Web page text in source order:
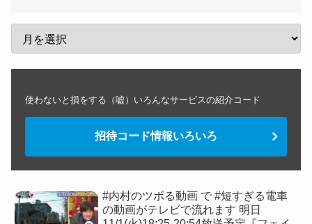
使わないと損をする（嘘）いろんなサービスの紹介コード
招待コード情報いろいろ
#内村のツボる動画 で #短すぎる電車
の動画がテレビで流れます 明日